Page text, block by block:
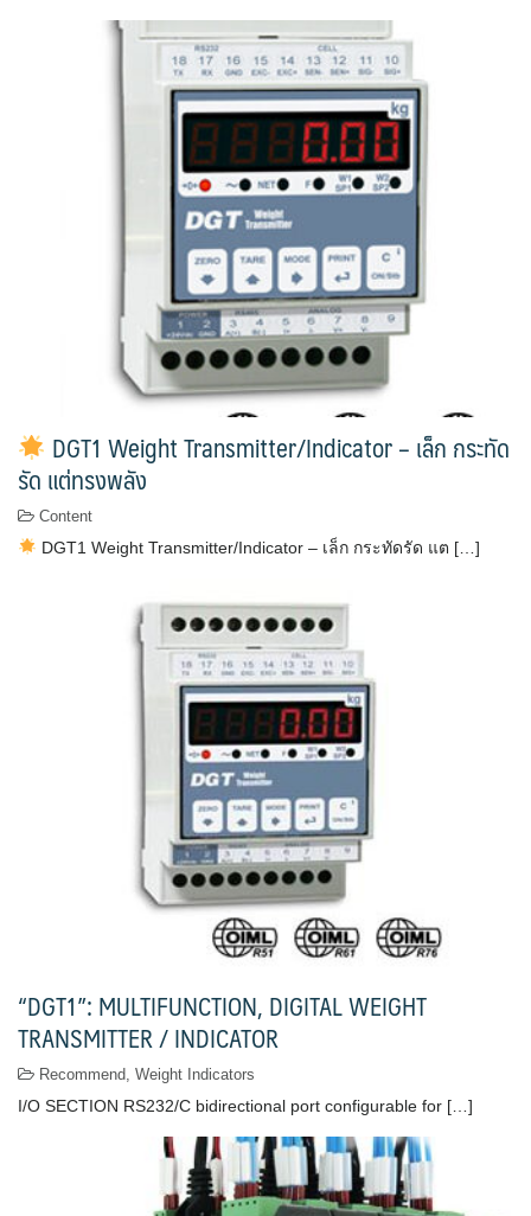
DGT1 Weight Transmitter/Indicator – เล็ก กระทัด
รัด แต่ทรงพลัง
Content
DGT1 Weight Transmitter/Indicator – เล็ก กระทัดรัด แต […]
“DGT1”: MULTIFUNCTION, DIGITAL WEIGHT
TRANSMITTER / INDICATOR
Recommend, Weight Indicators
I/O SECTION RS232/C bidirectional port configurable for […]